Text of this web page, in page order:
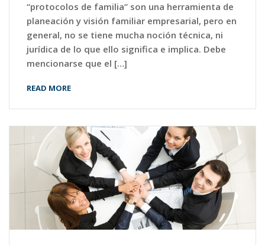
“protocolos de familia” son una herramienta de
planeación y visión familiar empresarial, pero en
general, no se tiene mucha noción técnica, ni
jurídica de lo que ello significa e implica. Debe
mencionarse que el […]
READ MORE